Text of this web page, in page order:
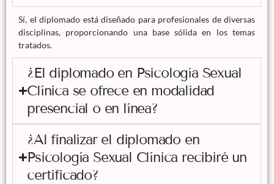
Sí, el diplomado está diseñado para profesionales de diversas
disciplinas, proporcionando una base sólida en los temas
tratados.
¿El diplomado en Psicología Sexual
Clínica se ofrece en modalidad
presencial o en línea?
¿Al finalizar el diplomado en
Psicología Sexual Clínica recibiré un
certificado?